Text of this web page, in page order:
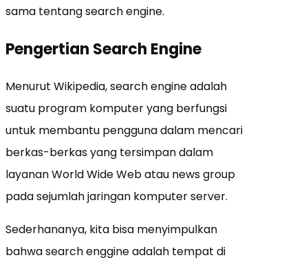
sama tentang search engine.
Pengertian Search Engine
Menurut Wikipedia, search engine adalah
suatu program komputer yang berfungsi
untuk membantu pengguna dalam mencari
berkas-berkas yang tersimpan dalam
layanan World Wide Web atau news group
pada sejumlah jaringan komputer server.
Sederhananya, kita bisa menyimpulkan
bahwa search enggine adalah tempat di